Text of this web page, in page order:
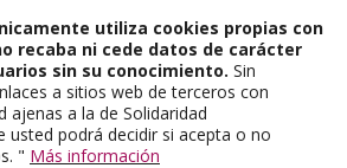
utiliza cookies propias con
recaba ni cede datos de carácter
sin su conocimiento. Sin
a sitios web de terceros con
ajenas a la de Solidaridad
usted podrá decidir si acepta o no
" Más información